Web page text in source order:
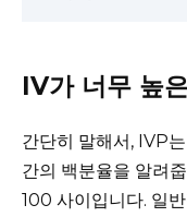
IV가 너무 높
간단히 말해서, IVP
간의 백분율을 알려
100 사이입니다. 일